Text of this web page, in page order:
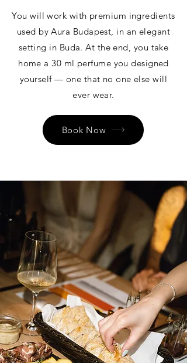
You will work with premium ingredients
used by Aura Budapest, in an elegant
setting in Buda. At the end, you take
home a 30 ml perfume you designed
yourself — one that no one else will
ever wear.
Book Now